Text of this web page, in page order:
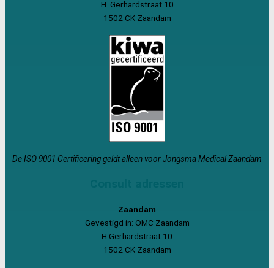
H. Gerhardstraat 10
1502 CK Zaandam
De ISO 9001 Certificering geldt alleen voor Jongsma Medical Zaandam
Zaandam
Gevestigd in: OMC Zaandam
H.Gerhardstraat 10
1502 CK Zaandam